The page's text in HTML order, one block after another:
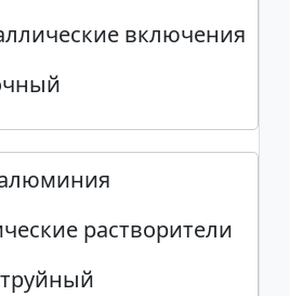
включения
растворители